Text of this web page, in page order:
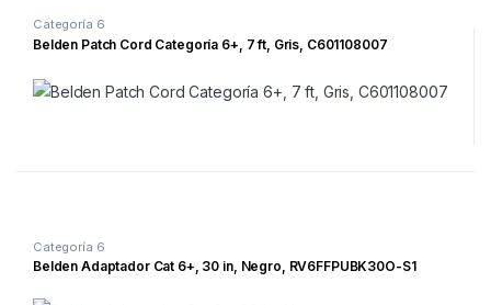
Categoría 6
Belden Patch Cord Categoría 6+, 7 ft, Gris, C601108007
Categoría 6
Belden Adaptador Cat 6+, 30 in, Negro, RV6FFPUBK30O-S1